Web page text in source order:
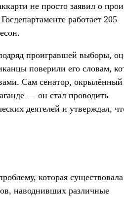
не просто заявил о
работает 205
проигравшей выборы,
поверили его словам,
Сам сенатор, окрылённый
— он стал проводить
деятелей и утверждал,
которая существовала
наводнивших различные